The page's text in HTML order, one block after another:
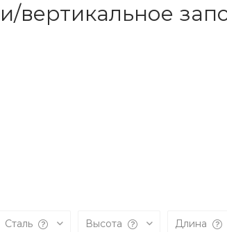
Сталь Высота Длина